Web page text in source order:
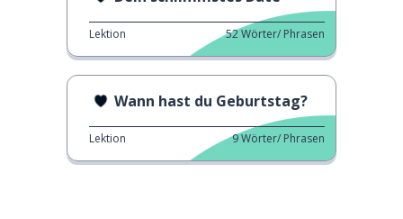
Lektion 52Wörter/ Phrasen
Wann hast du Geburtstag?
Lektion 9Wörter/ Phrasen